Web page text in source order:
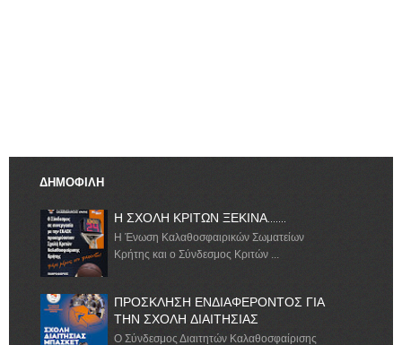
ΔΗΜΟΦΙΛΗ
Η ΣΧΟΛΗ ΚΡΙΤΩΝ ΞΕΚΙΝΑ.......
Η Ένωση Καλαθοσφαιρικών Σωματείων
Κρήτης και ο Σύνδεσμος Κριτών ...
ΠΡΟΣΚΛΗΣΗ ΕΝΔΙΑΦΕΡΟΝΤΟΣ ΓΙΑ
ΤΗΝ ΣΧΟΛΗ ΔΙΑΙΤΗΣΙΑΣ
Ο Σύνδεσμος Διαιτητών Καλαθοσφαίρισης